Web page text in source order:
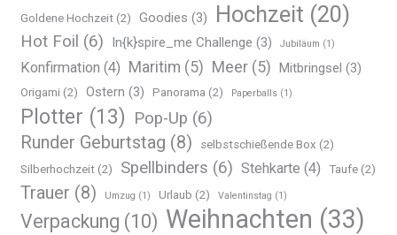
Goldene Hochzeit (2) Goodies (3) Hochzeit (20)
Hot Foil (6) In{k}spire_me Challenge (3) Jubiläum (1)
Konfirmation (4) Maritim (5) Meer (5) Mitbringsel (3)
Origami (2) Ostern (3) Panorama (2) Paperballs (1)
Plotter (13) Pop-Up (6)
Runder Geburtstag (8) selbstschießende Box (2)
Silberhochzeit (2) Spellbinders (6) Stehkarte (4) Taufe (2)
Trauer (8) Umzug (1) Urlaub (2) Valentinstag (1)
Verpackung (10) Weihnachten (33)